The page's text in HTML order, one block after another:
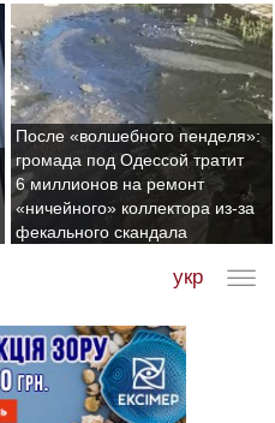
После «волшебного пенделя»:
громада под Одессой тратит
6 миллионов на ремонт
«ничейного» коллектора из-за
фекального скандала
укр